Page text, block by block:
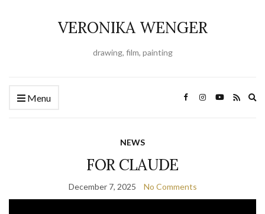
VERONIKA WENGER
drawing, film, painting
Menu
NEWS
FOR CLAUDE
December 7, 2025 No Comments